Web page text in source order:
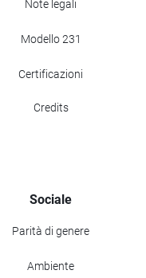
Note legali
Modello 231
Certificazioni
Credits
Sociale
Parità di genere
Ambiente